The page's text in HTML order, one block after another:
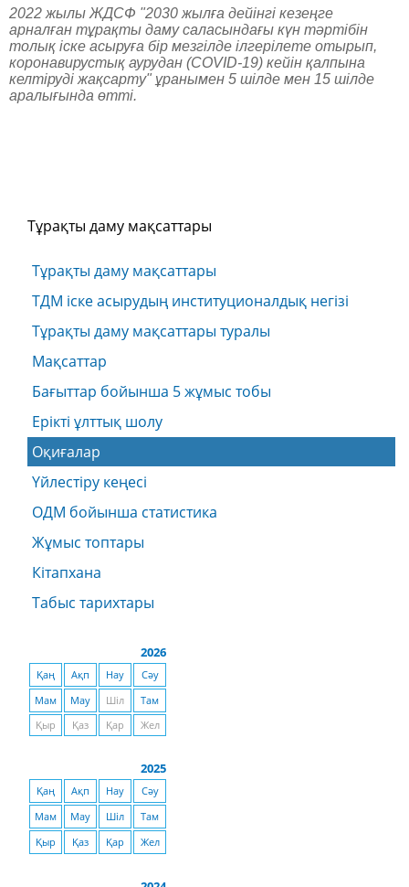
2022 жылы ЖДСФ "2030 жылға дейінгі кезеңге
арналған тұрақты даму саласындағы күн тәртібін
толық іске асыруға бір мезгілде ілгерілете отырып,
коронавирустық аурудан (COVID-19) кейін қалпына
келтіруді жақсарту" ұранымен 5 шілде мен 15 шілде
аралығында өтті.
Тұрақты даму мақсаттары
Тұрақты даму мақсаттары
ТДМ іске асырудың институционалдық негізі
Тұрақты даму мақсаттары туралы
Мақсаттар
Бағыттар бойынша 5 жұмыс тобы
Ерікті ұлттық шолу
Оқиғалар
Үйлестіру кеңесі
ОДМ бойынша статистика
Жұмыс топтары
Кітапхана
Табыс тарихтары
2026
Қаң Ақп Нау
Сәу
Мам
Мау Шіл
Там
Қыр
Қаз Қар Жел
2025
Қаң Ақп Нау
Сәу
Мам
Мау Шіл
Там
Қыр
Қаз Қар Жел